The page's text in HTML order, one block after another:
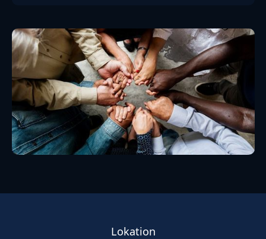
Lokation